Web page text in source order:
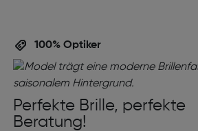
100% Optiker
Perfekte Brille, perfekte
Beratung!